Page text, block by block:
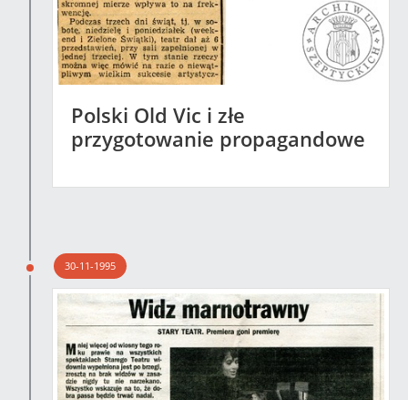
Polski Old Vic i złe
przygotowanie propagandowe
30-11-1995